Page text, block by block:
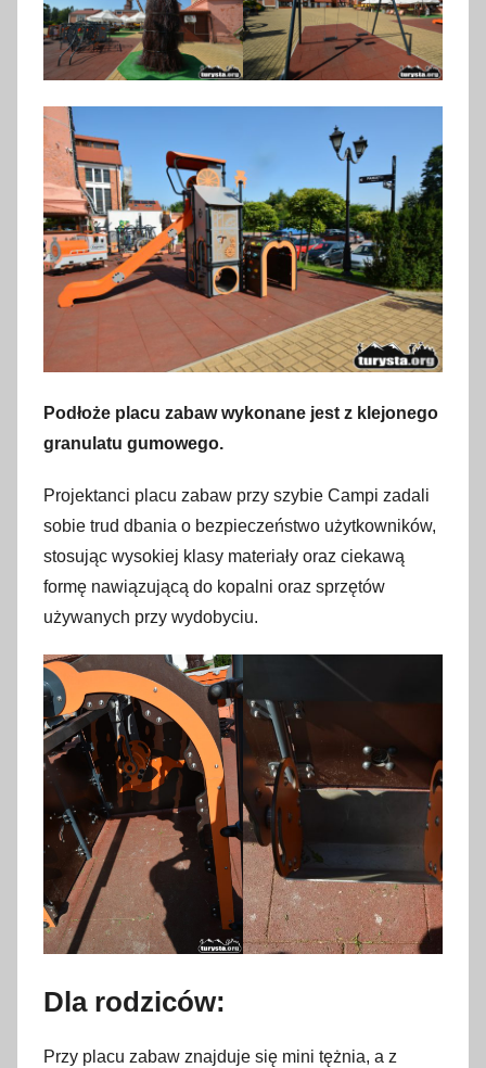
Podłoże placu zabaw wykonane jest z klejonego
granulatu gumowego.
Projektanci placu zabaw przy szybie Campi zadali
sobie trud dbania o bezpieczeństwo użytkowników,
stosując wysokiej klasy materiały oraz ciekawą
formę nawiązującą do kopalni oraz sprzętów
używanych przy wydobyciu.
Dla rodziców:
Przy placu zabaw znajduje się mini tężnia, a z